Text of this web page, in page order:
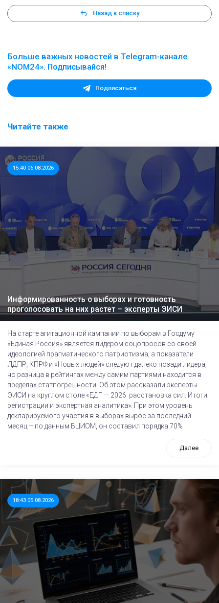
Назад к списку
Больше важных новостей в Telegram-канале
«NOM24». Подписывайся!
Подписаться
Читайте также
15:40 06.08.2026
Информированность о выборах и готовность
проголосовать на них растет – эксперты ЭИСИ
На старте агитационной кампании по выборам в Госдуму
«Единая Россия» является лидером соцопросов со своей
идеологией прагматического патриотизма, а показатели
ЛДПР, КПРФ и «Новых людей» следуют далеко позади лидера,
но разница в рейтингах между самим партиями находится в
пределах статпогрешности. Об этом рассказали эксперты
ЭИСИ на круглом столе «ЕДГ — 2026: расстановка сил. Итоги
регистрации и экспертная аналитика». При этом уровень
декларируемого участия в выборах вырос за последний
месяц – по данным ВЦИОМ, он составил порядка 70%
Далее
18:43 05.08.2026